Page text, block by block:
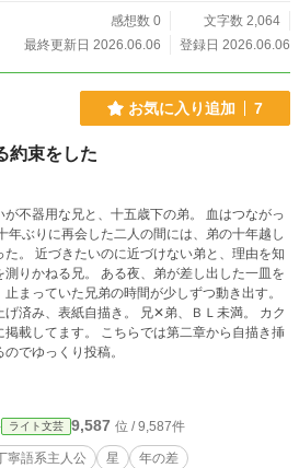
感想数 0
文字数 2,064
最終更新日 2026.06.06
登録日 2026.06.06
お気に入り追加 7
約束をした
が不器用な兄と、十五歳下の弟。 血はつながっ
年ぶりに再会した二人の間には、弟の十年越し
た。 近づきたいのに近づけない弟と、理由を知
測りかねる兄。 ある夜、弟が差し出した一皿を
止まっていた兄弟の時間が少しずつ動き出す。
紙自描き。 兄✕弟、ＢＬ未満。 カク
掲載してます。 こちらでは第二章から自描き挿
でゆっくり投稿。
ライト文芸 9,587 位 / 9,587件
寧語系主人公 星 年の差